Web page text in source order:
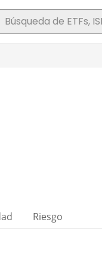
Riesgo